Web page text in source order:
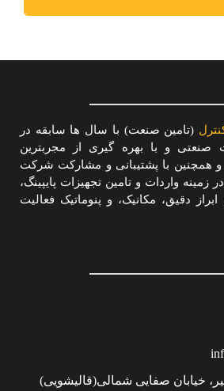
(تامین صنعت) با سال ها سابقه در
صنعتی و با بهره گیری از مجربترین
همچنین با پشتیبانی و مشارکت شرکت
زمینه واردات و تامین تجهیزات پایپینگ،
دقیق، مکانیک، و پنوماتیک فعالیت
خیابان صفایی شمالی(قالیشویی)